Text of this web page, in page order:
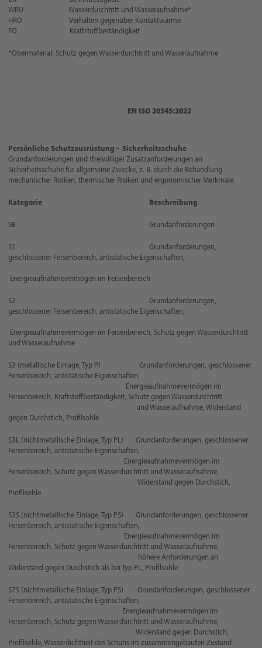
WRU Wasserdurchtritt und Wasseraufnahme*
HRO Verhalten gegenüber Kontaktwärme
FO Kraftstoffbeständigkeit
*Obermaterial: Schutz gegen Wasserdurchtritt und Wasseraufnahme
EN ISO 20345:2022
Persönliche Schutzausrüstung - Sicherheitsschuhe
Grundanforderungen und (freiwillige) Zusatzanforderungen an
Sicherheitsschuhe für allgemeine Zwecke, z. B. durch die Behandlung
mechanischer Risiken, thermischer Risiken und ergonomischer Merkmale.
Kategorie Beschreibung
SB Grundanforderungen
S1 Grundanforderungen,
geschlossener Fersenbereich, antistatische Eigenschaften,
Energieaufnahmevermögen im Fersenbereich
S2 Grundanforderungen,
geschlossener Fersenbereich, antistatische Eigenschaften,
Energieaufnahmevermögen im Fersenbereich, Schutz gegen Wasserdurchtritt
und Wasseraufnahme
S3 (metallische Einlage, Typ P) Grundanforderungen, geschlossener
Fersenbereich, antistatische Eigenschaften,
Energieaufnahmevermögen im
Fersenbereich, Kraftstoffbeständigkeit, Schutz gegen Wasserdurchtritt
und Wasseraufnahme, Widerstand
gegen Durchstich, Profilsohle
S3L (nichtmetallische Einlage, Typ PL) Grundanforderungen, geschlossener
Fersenbereich, antistatische Eigenschaften,
Energieaufnahmevermögen im
Fersenbereich, Schutz gegen Wasserdurchtritt und Wasseraufnahme,
Widerstand gegen Durchstich,
Profilsohle
S3S (nichtmetallische Einlage, Typ PS) Grundanforderungen, geschlossener
Fersenbereich, antistatische Eigenschaften,
Energieaufnahmevermögen im
Fersenbereich, Schutz gegen Wasserdurchtritt und Wasseraufnahme,
höhere Anforderungen an
Widerstand gegen Durchstich als bei Typ PL, Profilsohle
S7S (nichtmetallische Einlage, Typ PS) Grundanforderungen, geschlossener
Fersenbereich, antistatische Eigenschaften,
Energieaufnahmevermögen im
Fersenbereich, Schutz gegen Wasserdurchtritt und Wasseraufnahme,
Widerstand gegen Durchstich,
Profilsohle, Wasserdichtheit des Schuhs im zusammengebauten Zustand